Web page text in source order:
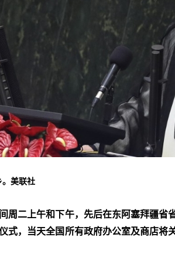
美联社
周二上午和下午，先后在东阿塞拜疆省
式，当天全国所有政府办公室及商店将